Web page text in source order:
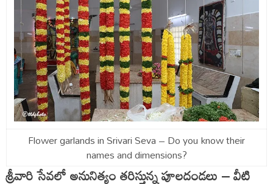
Flower garlands in Srivari Seva – Do you know their
names and dimensions?
శ్రీవారి సేవలో అనునిత్యం తరిస్తున్న పూలదండలు – వీటి